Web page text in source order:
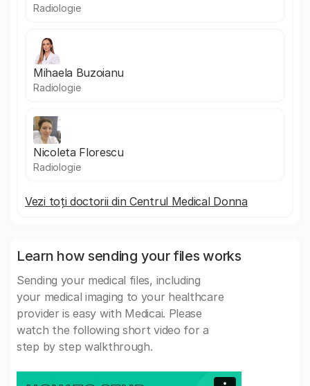
Radiologie
Mihaela Buzoianu
Radiologie
Nicoleta Florescu
Radiologie
Vezi toți doctorii din Centrul Medical Donna
Learn how sending your files works
Sending your medical files, including
your medical imaging to your healthcare
provider is easy with Medicai. Please
watch the following short video for a
step by step walkthrough.